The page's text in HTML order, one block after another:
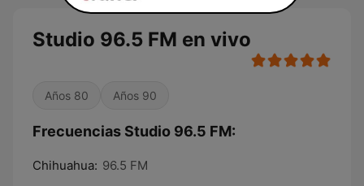
Studio 96.5 FM en vivo
Años 80 Años 90
Frecuencias Studio 96.5 FM:
Chihuahua: 96.5 FM